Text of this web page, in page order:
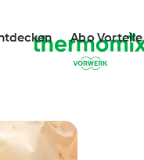
Abo Vorteile